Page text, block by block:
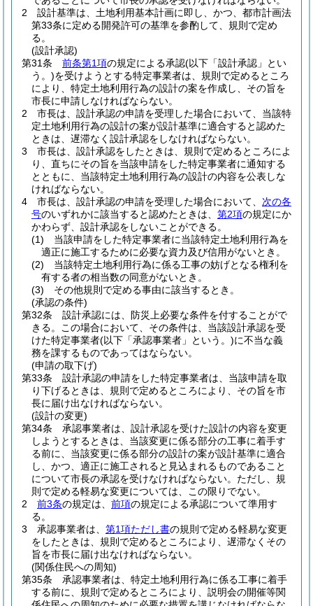
2
設計基準は、土地利用基本計画に即し、かつ、都市計画法
第33条に定める開発許可の基準を参酌して、規則で定め
る。
(設計承認)
第31条
前条第1項の規定による承認(以下「設計承認」とい
う。)を受けようとする特定事業者は、規則で定めるところ
により、特定土地利用行為の設計の案を作成し、その旨を
市長に申請しなければならない。
2
市長は、設計承認の申請を受理した場合において、当該特
定土地利用行為の設計の案が設計基準に適合すると認めた
ときは、遅滞なく設計承認をしなければならない。
3
市長は、設計承認をしたときは、規則で定めるところによ
り、直ちにその旨を当該申請をした特定事業者に通知する
とともに、当該特定土地利用行為の設計の内容を公表しな
ければならない。
4
市長は、設計承認の申請を受理した場合において、 次の各
号のいずれかに該当すると認めたときは、 第2項の規定にか
かわらず、設計承認をしないことができる。
(1)
当該申請をした特定事業者に当該特定土地利用行為を
適正に施工するために必要な資力及び信用がないとき。
(2)
当該特定土地利用行為に係る工事の妨げとなる権利を
有する者の相当数の同意がないとき。
(3)
その他規則で定める事由に該当するとき。
(承認の条件)
第32条
設計承認には、防災上必要な条件を付することがで
きる。
この場合において、その条件は、当該設計承認を受
けた特定事業者(以下「承認事業者」という。)に不当な義
務を課するものであってはならない。
(申請の取下げ)
第33条
設計承認の申請をした特定事業者は、当該申請を取
り下げるときは、規則で定めるところにより、その旨を市
長に届け出なければならない。
(設計の変更)
第34条
承認事業者は、設計承認を受けた設計の内容を変更
しようとするときは、当該変更に係る部分の工事に着手す
る前に、当該変更に係る部分の設計の案が設計基準に適合
し、かつ、適正に施工されると見込まれるものであること
について市長の承認を受けなければならない。 ただし、規
則で定める軽易な変更については、この限りでない。
2
前3条の規定は、 前項の規定による承認について準用す
る。
3
承認事業者は、 第1項ただし書の規則で定める軽易な変更
をしたときは、規則で定めるところにより、遅滞なくその
旨を市長に届け出なければならない。
(関係住民への周知)
第35条
承認事業者は、特定土地利用行為に係る工事に着手
する前に、規則で定めるところにより、説明会の開催等関